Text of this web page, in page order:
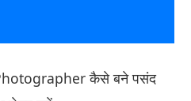
कैसे बने पसंद